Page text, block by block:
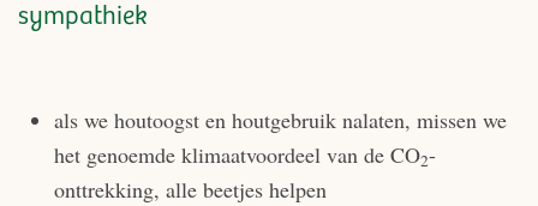
sympathiek
als we houtoogst en houtgebruik nalaten, missen we
het genoemde klimaatvoordeel van de CO2-
onttrekking, alle beetjes helpen